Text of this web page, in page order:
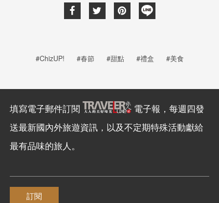
#ChizUP! #春節 #甜點 #禮盒 #美食
填寫電子郵件訂閱
電子報，每週四發
送最新國內外旅遊資訊，以及不定期特殊活動獻給
最有品味的旅人。
訂閱